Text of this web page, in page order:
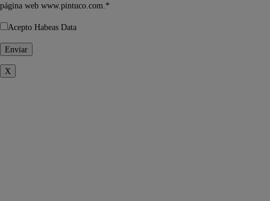
página web www.pintuco.com.*
Acepto Habeas Data
X